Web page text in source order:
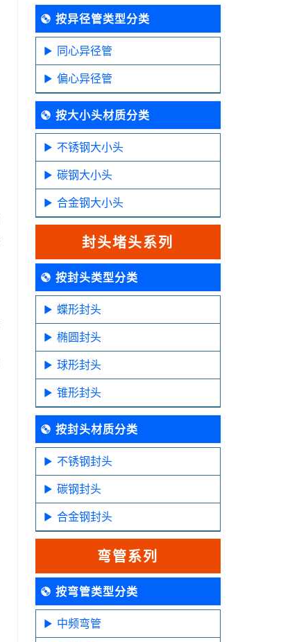
按异径管类型分类
同心异径管
偏心异径管
按大小头材质分类
不锈钢大小头
碳钢大小头
合金钢大小头
封头堵头系列
按封头类型分类
蝶形封头
椭圆封头
球形封头
锥形封头
按封头材质分类
不锈钢封头
碳钢封头
合金钢封头
弯管系列
按弯管类型分类
中频弯管